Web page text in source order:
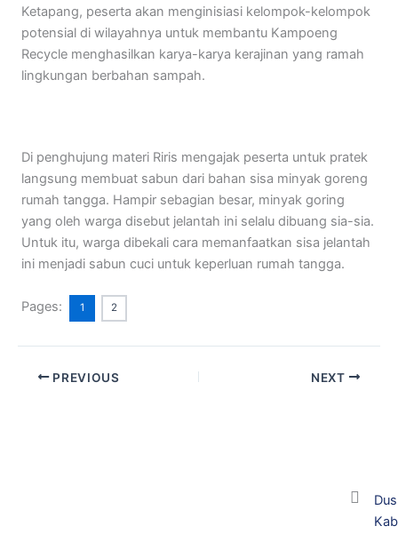
Ketapang, peserta akan menginisiasi kelompok-kelompok
potensial di wilayahnya untuk membantu Kampoeng
Recycle menghasilkan karya-karya kerajinan yang ramah
lingkungan berbahan sampah.
Di penghujung materi Riris mengajak peserta untuk pratek
langsung membuat sabun dari bahan sisa minyak goreng
rumah tangga. Hampir sebagian besar, minyak goring
yang oleh warga disebut jelantah ini selalu dibuang sia-sia.
Untuk itu, warga dibekali cara memanfaatkan sisa jelantah
ini menjadi sabun cuci untuk keperluan rumah tangga.
Pages: 1 2
PREVIOUS NEXT